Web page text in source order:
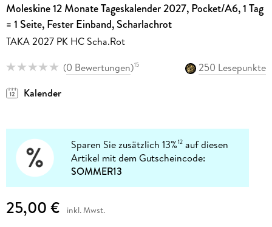
Moleskine 12 Monate Tageskalender 2027, Pocket/A6, 1 Tag
= 1 Seite, Fester Einband, Scharlachrot
TAKA 2027 PK HC Scha.Rot
(0 Bewertungen)15
250 Lesepunkte
Kalender
Sparen Sie zusätzlich 13%12 auf diesen
Artikel mit dem Gutscheincode:
SOMMER13
25,00 € inkl. Mwst.